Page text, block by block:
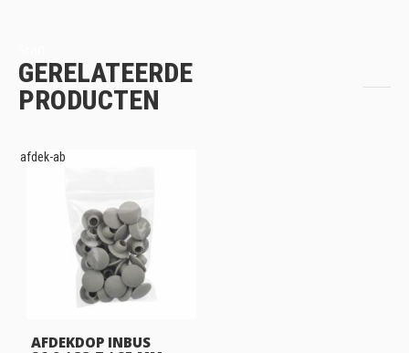
GERELATEERDE
PRODUCTEN
afdek-ab
AFDEKDOP INBUS